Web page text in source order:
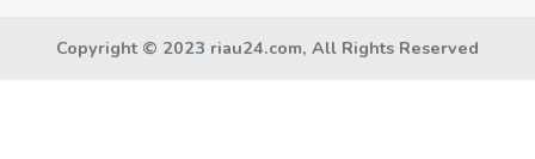
Copyright © 2023 riau24.com, All Rights Reserved